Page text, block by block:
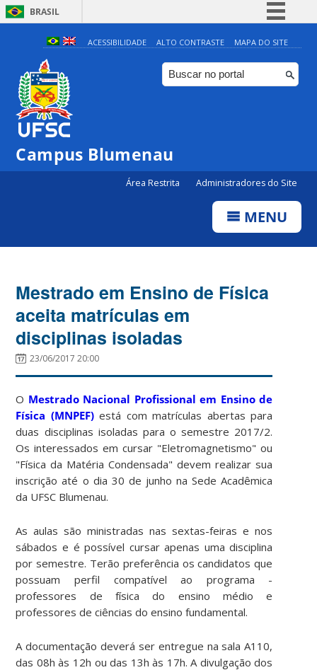
BRASIL
Simplifique!
Comunica BR
Participe
ACESSIBILIDADE ALTO CONTRASTE MAPA DO SITE
Campus Blumenau
Área Restrita Administradores do Site
MENU
Mestrado em Ensino de Física
aceita matrículas em
disciplinas isoladas
23/06/2017 20:00
O Mestrado Nacional Profissional em Ensino de
Física (MNPEF)está com matrículas abertas para
duas disciplinas isoladas para o semestre 2017/2.
Os interessados em cursar "Eletromagnetismo" ou
"Física da Matéria Condensada" devem realizar sua
inscrição até o dia 30 de junho na Sede Acadêmica
da UFSC Blumenau.
As aulas são ministradas nas sextas-feiras e nos
sábados e é possível cursar apenas uma disciplina
por semestre. Terão preferência os candidatos que
possuam perfil compatível ao programa -
professores de física do ensino médio e
professores de ciências do ensino fundamental.
A documentação deverá ser entregue na sala A110,
das 08h às 12h ou das 13h às 17h. A divulgação dos